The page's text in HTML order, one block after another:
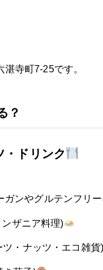
寺町7-25です。
？
・ドリンク
ガンやグルテンフリ
ザニア料理)
ツ・ナッツ・エコ雑貨)